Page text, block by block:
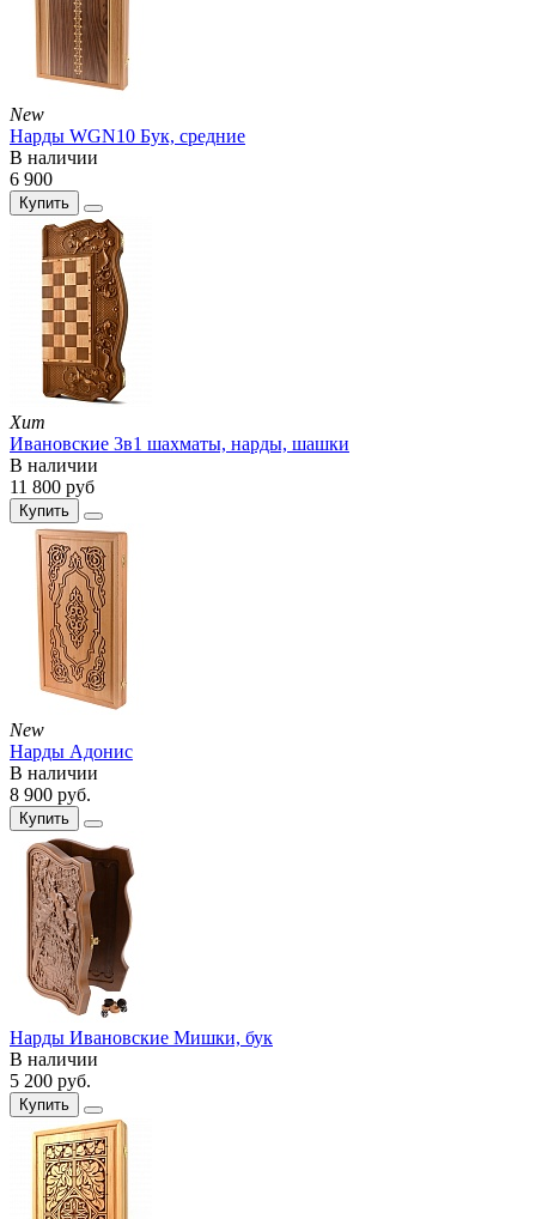
New
Нарды WGN10 Бук, средние
В наличии
6 900
Купить
Хит
Ивановские 3в1 шахматы, нарды, шашки
В наличии
11 800 руб
Купить
New
Нарды Адонис
В наличии
8 900 руб.
Купить
Нарды Ивановские Мишки, бук
В наличии
5 200 руб.
Купить